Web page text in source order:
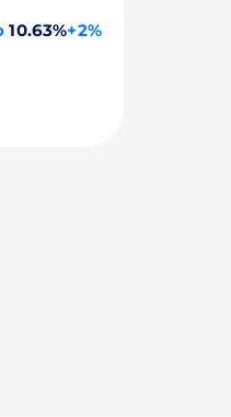
10.63%+2%